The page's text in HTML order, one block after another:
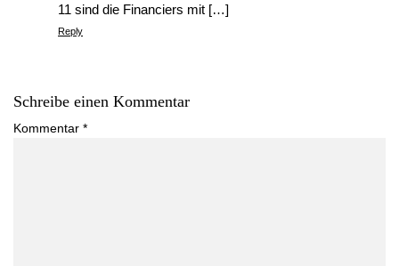
11 sind die Financiers mit […]
Reply
Schreibe einen Kommentar
Kommentar *